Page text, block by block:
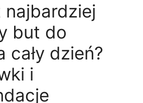
najbardziej
but do
cały dzień?
i